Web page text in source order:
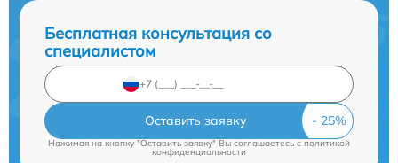
Бесплатная консультация со
специалистом
Оставить заявку
Нажимая на кнопку "Оставить заявку" Вы соглашаетесь cполитикой
конфиденциальности